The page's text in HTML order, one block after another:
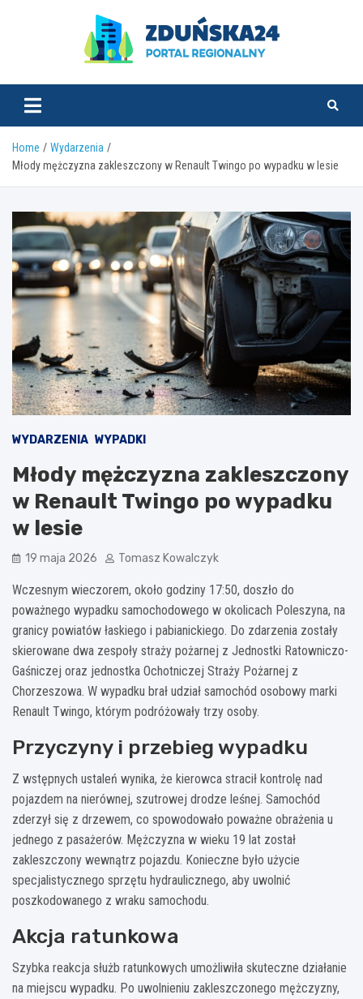
zdunska24.pl
Home
Wydarzenia
Młody mężczyzna zakleszczony w Renault Twingo po wypadku w lesie
WYDARZENIA WYPADKI
Młody mężczyzna zakleszczony
w Renault Twingo po wypadku
w lesie
19 maja 2026 Tomasz Kowalczyk
Wczesnym wieczorem, około godziny 17:50, doszło do
poważnego wypadku samochodowego w okolicach Poleszyna, na
granicy powiatów łaskiego i pabianickiego. Do zdarzenia zostały
skierowane dwa zespoły straży pożarnej z Jednostki Ratowniczo-
Gaśniczej oraz jednostka Ochotniczej Straży Pożarnej z
Chorzeszowa. W wypadku brał udział samochód osobowy marki
Renault Twingo, którym podróżowały trzy osoby.
Przyczyny i przebieg wypadku
Z wstępnych ustaleń wynika, że kierowca stracił kontrolę nad
pojazdem na nierównej, szutrowej drodze leśnej. Samochód
zderzył się z drzewem, co spowodowało poważne obrażenia u
jednego z pasażerów. Mężczyzna w wieku 19 lat został
zakleszczony wewnątrz pojazdu. Konieczne było użycie
specjalistycznego sprzętu hydraulicznego, aby uwolnić
poszkodowanego z wraku samochodu.
Akcja ratunkowa
Szybka reakcja służb ratunkowych umożliwiła skuteczne działanie
na miejscu wypadku. Po uwolnieniu zakleszczonego mężczyzny,